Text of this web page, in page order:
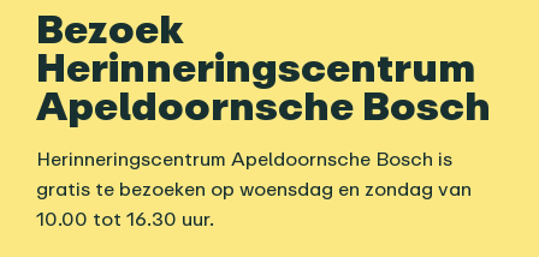
Bezoek
Herinneringscentrum
Apeldoornsche Bosch
Herinneringscentrum Apeldoornsche Bosch is
gratis te bezoeken op woensdag en zondag van
10.00 tot 16.30 uur.